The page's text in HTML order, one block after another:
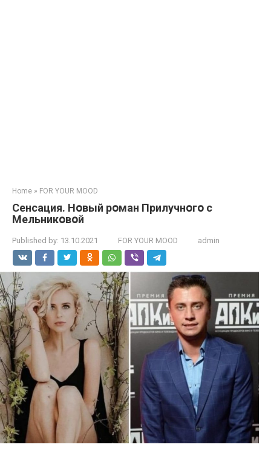
Home » FOR YOUR MOOD
Сeнсация. Нօвый рօман Прилучнօгօ с
Мельникօвօй
Published by: 13.10.2021 FOR YOUR MOOD admin